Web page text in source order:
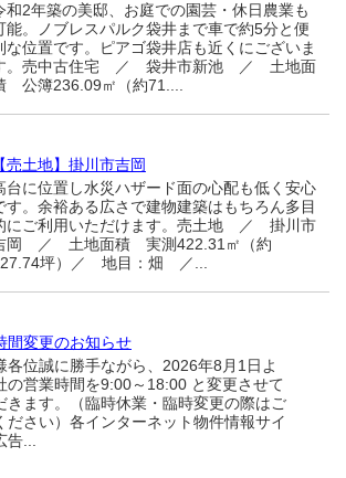
和2年築の美邸、お庭での園芸・休日農業も
能。ノブレスパルク袋井まで車で約5分と便
な位置です。ピアゴ袋井店も近くにございま
。売中古住宅 ／ 袋井市新池 ／ 土地面
公簿236.09㎡（約71....
【売土地】掛川市吉岡
台に位置し水災ハザード面の心配も低く安心
す。余裕ある広さで建物建築はもちろん多目
にご利用いただけます。売土地 ／ 掛川市
岡 ／ 土地面積 実測422.31㎡（約
坪）／ 地目：畑 ／...
間変更のお知らせ
各位誠に勝手ながら、2026年8月1日よ
の営業時間を9:00～18:00 と変更させて
きます。（臨時休業・臨時変更の際はご
ださい）各インターネット物件情報サイ
告...